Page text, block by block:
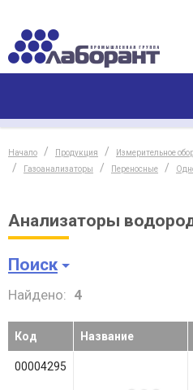
Начало Продукция Измерительное
Газоанализаторы
Переносные
Анализаторы
Поиск
Найдено: 4
Код Название
00004295